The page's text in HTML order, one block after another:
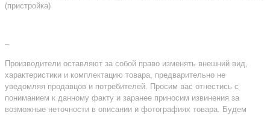
(пристройка)
–
Производители оставляют за собой право изменять внешний вид,
характеристики и комплектацию товара, предварительно не
уведомляя продавцов и потребителей. Просим вас отнестись с
пониманием к данному факту и заранее приносим извинения за
возможные неточности в описании и фотографиях товара. Будем